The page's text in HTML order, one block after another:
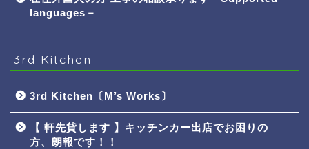
languages－
3rd Kitchen
3rd Kitchen〔M’s Works〕
【 軒先貸します 】キッチンカー出店でお困りの
方、朗報です！！